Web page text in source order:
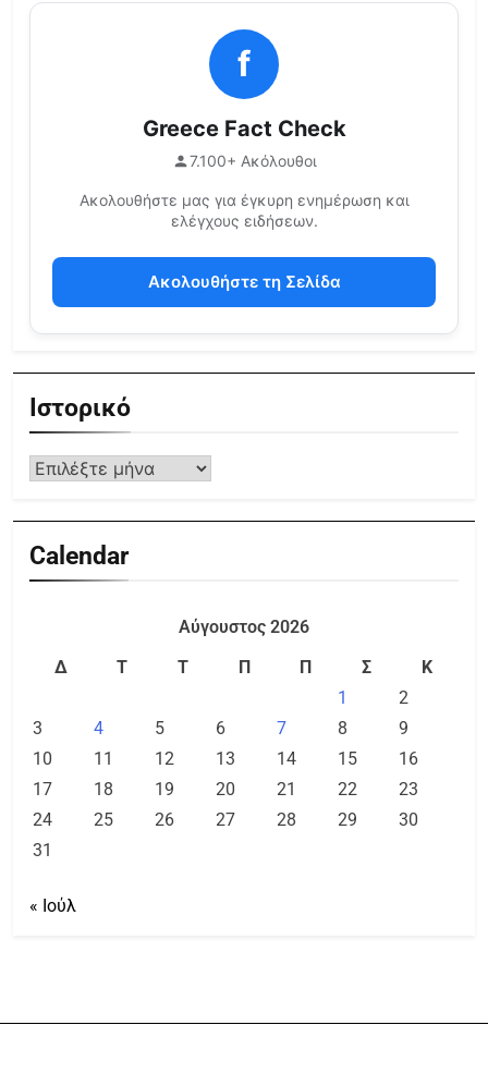
f
Greece Fact Check
7.100+ Ακόλουθοι
Ακολουθήστε μας για έγκυρη ενημέρωση και
ελέγχους ειδήσεων.
Ακολουθήστε τη Σελίδα
Ιστορικό
Calendar
Αύγουστος 2026
Δ
Τ Τ Π Π Σ
Κ
1
2
3
4 5 6 7 8
9
10
11 12 13 14 15
16
17
18 19 20 21 22
23
24
25 26 27 28 29
30
31
« Ιούλ